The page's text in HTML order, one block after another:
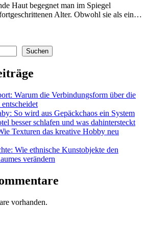
Haut begegnet man im Spiegel
Alter. Obwohl sie als ein…
Suchen
Warum die Verbindungsform über die
So wird aus Gepäckchaos ein System
besser schlafen und was dahintersteckt
Texturen das kreative Hobby neu
Wie ethnische Kunstobjekte den
verändern
vorhanden.